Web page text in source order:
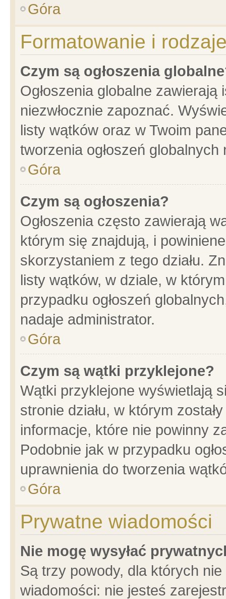
Góra
Formatowanie i
Czym są ogłoszenia
Ogłoszenia globalne
niezwłocznie zapoznać.
listy wątków oraz w Twoim
tworzenia ogłoszeń
Góra
Czym są ogłoszenia?
Ogłoszenia często zawierają
którym się znajdują, i
skorzystaniem z tego działu.
listy wątków, w dziale, w
przypadku ogłoszeń
nadaje administrator.
Góra
Czym są wątki przyklejone?
Wątki przyklejone wyświetlają
stronie działu, w którym
informacje, które nie powinny
Podobnie jak w przypadku
uprawnienia do tworzenia
Góra
Prywatne wiadomości
Nie mogę wysyłać
Są trzy powody, dla których
wiadomości: nie jesteś